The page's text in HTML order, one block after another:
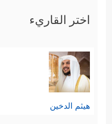
أَصَابَتۡهُ فِتۡنَةٌ ٱنقَلَبَ عَلَىٰ
مَا لَا یَضُرُّهُۥ وَمَا لَا
﴿١٢﴾
یَدۡعُواْ لَمَن
ٱلۡمَوۡلَىٰ وَلَبِئۡسَ ٱلۡعَشِیرُ﴾
اختر القاريء
هيثم الدخين